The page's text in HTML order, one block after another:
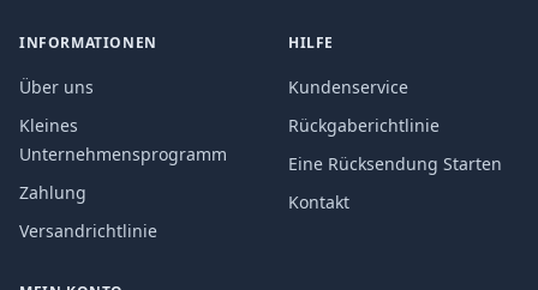
INFORMATIONEN
Über uns
Kleines
Unternehmensprogramm
Zahlung
Versandrichtlinie
HILFE
Kundenservice
Rückgaberichtlinie
Eine Rücksendung Starten
Kontakt